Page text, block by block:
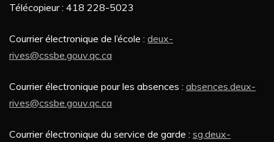
Télécopieur : 418 228-5023
Courrier électronique de l’école : deux-
rives@cssbe.gouv.qc.ca
Courrier électronique pour les absences : absences.deux-
rives@cssbe.gouv.qc.ca
Courrier électronique du service de garde : sg.deux-